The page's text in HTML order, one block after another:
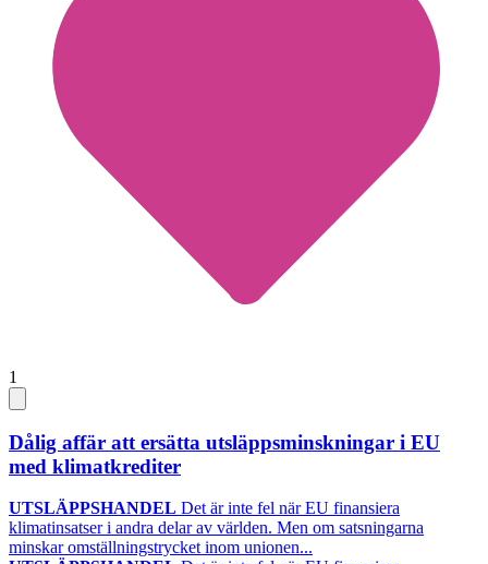
1
Dålig affär att ersätta utsläppsminskningar i EU
med klimatkrediter
UTSLÄPPSHANDEL Det är inte fel när EU finansiera
klimatinsatser i andra delar av världen. Men om satsningarna
minskar omställningstrycket inom unionen...